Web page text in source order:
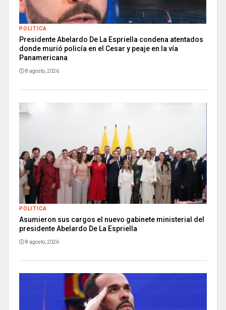
POLITICA
Presidente Abelardo De La Espriella condena atentados
donde murió policía en el Cesar y peaje en la vía
Panamericana
8 agosto, 2026
POLITICA
Asumieron sus cargos el nuevo gabinete ministerial del
presidente Abelardo De La Espriella
8 agosto, 2026